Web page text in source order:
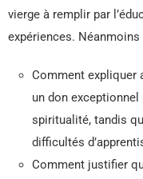
vierge à remplir par
expériences. Néanmoins
Comment expliquer
un don
spiritualité, tandis
difficultés
Comment justifier